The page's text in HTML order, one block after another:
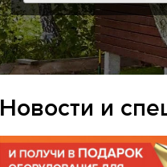
Новости и